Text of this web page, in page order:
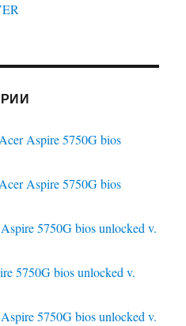
Aspire 5750G bios
Aspire 5750G bios
5750G bios unlocked v.
5750G bios unlocked v.
5750G bios unlocked v.